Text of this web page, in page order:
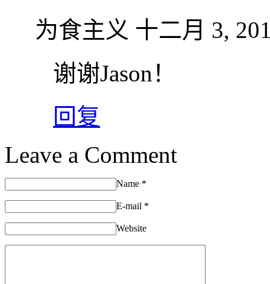
为食主义 十二月 3,
谢谢Jason！
回复
Leave a Comment
Name *
E-mail *
Website